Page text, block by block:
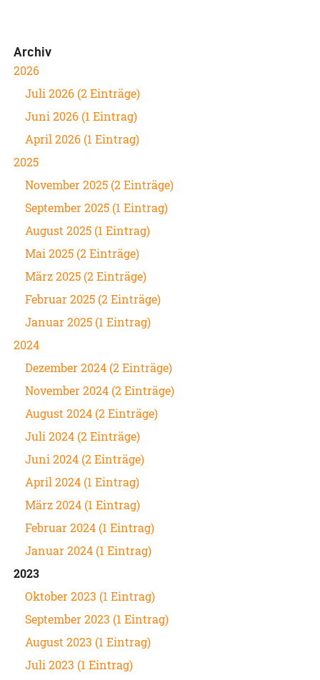
Archiv
2026
Juli 2026 (2 Einträge)
Juni 2026 (1 Eintrag)
April 2026 (1 Eintrag)
2025
November 2025 (2 Einträge)
September 2025 (1 Eintrag)
August 2025 (1 Eintrag)
Mai 2025 (2 Einträge)
März 2025 (2 Einträge)
Februar 2025 (2 Einträge)
Januar 2025 (1 Eintrag)
2024
Dezember 2024 (2 Einträge)
November 2024 (2 Einträge)
August 2024 (2 Einträge)
Juli 2024 (2 Einträge)
Juni 2024 (2 Einträge)
April 2024 (1 Eintrag)
März 2024 (1 Eintrag)
Februar 2024 (1 Eintrag)
Januar 2024 (1 Eintrag)
2023
Oktober 2023 (1 Eintrag)
September 2023 (1 Eintrag)
August 2023 (1 Eintrag)
Juli 2023 (1 Eintrag)